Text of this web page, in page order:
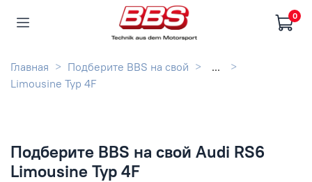
0
Главная Подберите BBS на свой
...
Limousine Typ 4F
Подберите BBS на свой Audi RS6
Limousine Typ 4F